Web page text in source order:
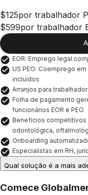
$125por trabalhador
$599por trabalhador
EOR: Emprego legal
US PEO: Coemprego
incluídos
Arranjos para
Folha de pagamento
funcionários EOR e PEO
Benefícios competitivos
odontológica,
Onboarding
Especialistas em RH,
Qual solução é a mais
Comece